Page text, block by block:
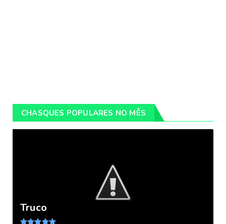
CHASQUES POPULARES NO MÊS
Truco